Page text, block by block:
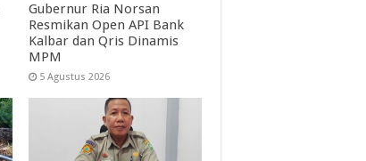
Gubernur Ria Norsan
Resmikan Open API Bank
Kalbar dan Qris Dinamis
MPM
5 Agustus 2026